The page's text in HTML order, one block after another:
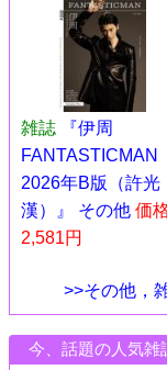
雑誌
『伊周
FANTASTICMAN
2026年B版（許光
漢）』 その他 価
2,581円
>>その他，
今、話題の人気雑